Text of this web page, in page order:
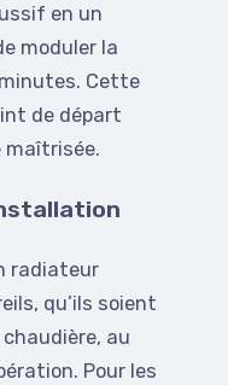
en un
moduler la
Cette
de départ
maîtrisée.
radiateur
qu’ils soient
au
Pour les